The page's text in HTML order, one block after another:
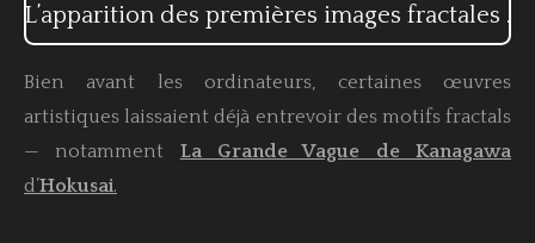
L’apparition des premières images fractales .
Bien avant les ordinateurs, certaines œuvres
artistiques laissaient déjà entrevoir des motifs fractals
— notamment La Grande Vague de Kanagawa
d’Hokusai.